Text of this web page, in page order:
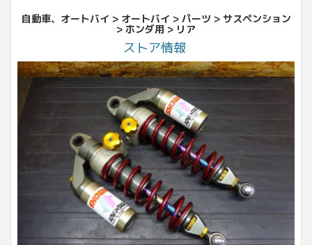
自動車、オートバイ > オートバイ > パーツ > サスペンション
> ホンダ用 > リア
ストア情報